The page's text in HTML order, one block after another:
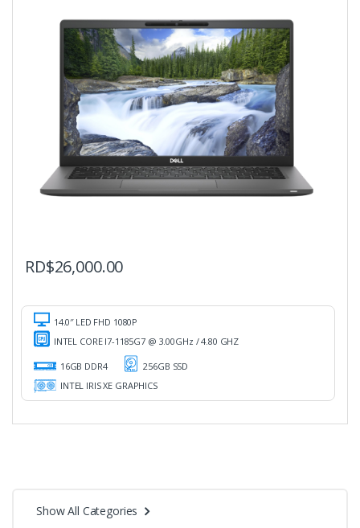
RD$26,000.00
14.0″ LED FHD 1080P
INTEL CORE I7-1185G7 @ 3.00GHz / 4.80 GHZ
16GB DDR4
256GB SSD
INTEL IRIS XE GRAPHICS
Show All Categories